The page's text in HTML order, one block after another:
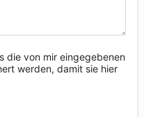
die von mir eingegebenen
werden, damit sie hier